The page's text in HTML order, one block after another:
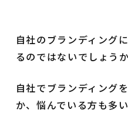
自社のブランディング
るのではないでしょうか
自社でブランディング
か、悩んでいる方も多